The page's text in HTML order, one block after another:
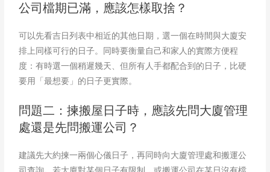
公司檔期已滿，應該怎樣取捨？
可以先看吉日列表中相近的其他日期，選一個在時間與大廈安
排上同樣可行的日子。同時要衡量自己和家人的實際方便程
度：有時選一個稍遲幾天、但所有人手都配合到的日子，比硬
要用「最想要」的日子更實際。
問題二：揀搬屋日子時，應該先問大廈管理
處還是先問搬運公司？
建議先大約揀一兩個心儀日子，再同時向大廈管理處和搬運公